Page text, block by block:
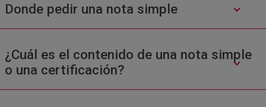
Donde pedir una nota simple
¿Cuál es el contenido de una nota simple
o una certificación?